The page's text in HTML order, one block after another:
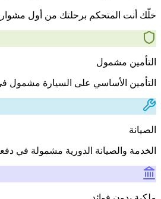
خلّك أنت المتحكم برحلتك من أول
التأمين مشمول
التأمين الأساسي على السيارة مشمول
الصيانة
الخدمة والصيانة الدورية مشمولة في